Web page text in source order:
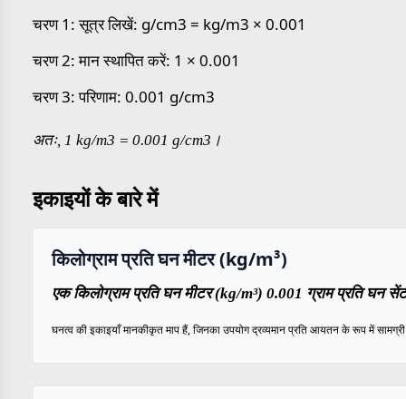
चरण 1: सूत्र लिखें: g/cm3 = kg/m3 × 0.001
चरण 2: मान स्थापित करें: 1 × 0.001
चरण 3: परिणाम: 0.001 g/cm3
अतः, 1 kg/m3 = 0.001 g/cm3।
इकाइयों के बारे में
किलोग्राम प्रति घन मीटर (kg/m³)
एक किलोग्राम प्रति घन मीटर (kg/m³) 0.001 ग्राम प्रति घन
घनत्व की इकाइयाँ मानकीकृत माप हैं, जिनका उपयोग द्रव्यमान प्रति आयतन के रूप में